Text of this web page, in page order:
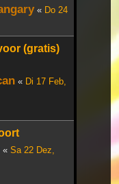
« Do 24
(gratis)
« Di 17 Feb,
« Sa 22 Dez,